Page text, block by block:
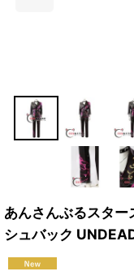
あんさんぶるスター
シュバック